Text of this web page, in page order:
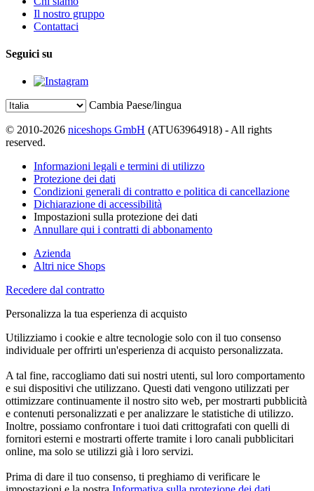
Il nostro gruppo
Contattaci
Seguici su
Cambia Paese/lingua
© 2010-2026 niceshops GmbH (ATU63964918) - All rights
reserved.
Informazioni legali e termini di utilizzo
Protezione dei dati
Condizioni generali di contratto e politica di cancellazione
Dichiarazione di accessibilità
Impostazioni sulla protezione dei dati
Annullare qui i contratti di abbonamento
Azienda
Altri nice Shops
Recedere dal contratto
Personalizza la tua esperienza di acquisto
Utilizziamo i cookie e altre tecnologie solo con il tuo consenso
individuale per offrirti un'esperienza di acquisto personalizzata.
A tal fine, raccogliamo dati sui nostri utenti, sul loro comportamento
e sui dispositivi che utilizzano. Questi dati vengono utilizzati per
ottimizzare continuamente il nostro sito web, per mostrarti pubblicità
e contenuti personalizzati e per analizzare le statistiche di utilizzo.
Inoltre, possiamo confrontare i tuoi dati crittografati con quelli di
fornitori esterni e mostrarti offerte tramite i loro canali pubblicitari
online, ma solo se utilizzi già i loro servizi.
Prima di dare il tuo consenso, ti preghiamo di verificare le